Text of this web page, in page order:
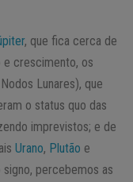
, que fica cerca de
e crescimento, os
Lunares), que
o status quo das
imprevistos; e de
Urano, Plutão e
percebemos as